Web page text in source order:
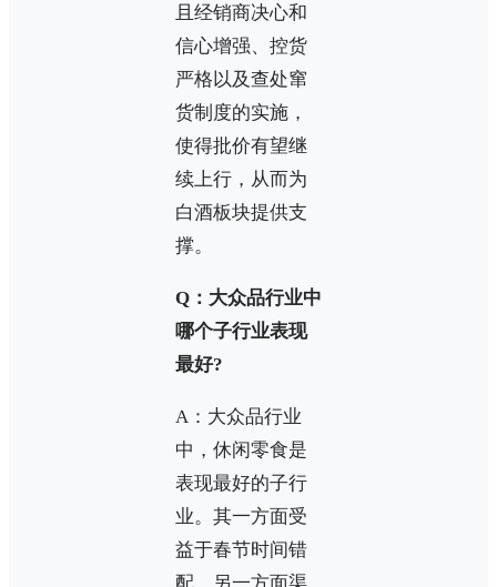
且经销商决心和
信心增强、控货
严格以及查处窜
货制度的实施，
使得批价有望继
续上行，从而为
白酒板块提供支
撑。
Q：大众品行业中
哪个子行业表现
最好?
A：大众品行业
中，休闲零食是
表现最好的子行
业。其一方面受
益于春节时间错
配，另一方面渠